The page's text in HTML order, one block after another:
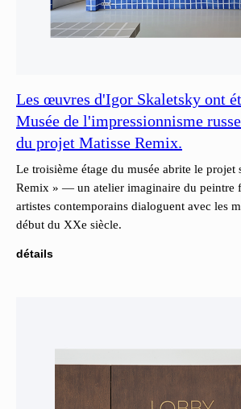
Les œuvres d'Igor Skaletsky ont
Musée de l'impressionnisme
du projet Matisse Remix.
Le troisième étage du musée abrite le projet
Remix » — un atelier imaginaire du peintre
artistes contemporains dialoguent avec les
début du XXe siècle.
détails